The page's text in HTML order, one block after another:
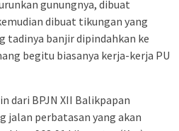
gunungnya, dibuat
dibuat tikungan yang
tadinya banjir dipindahkan ke
begitu biasanya kerja-kerja PU
dari BPJN XII Balikpapan
jalan perbatasan yang akan